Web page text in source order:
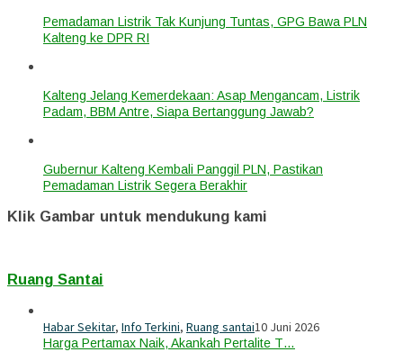
Pemadaman Listrik Tak Kunjung Tuntas, GPG Bawa PLN
Kalteng ke DPR RI
Kalteng Jelang Kemerdekaan: Asap Mengancam, Listrik
Padam, BBM Antre, Siapa Bertanggung Jawab?
Gubernur Kalteng Kembali Panggil PLN, Pastikan
Pemadaman Listrik Segera Berakhir
Klik Gambar untuk mendukung kami
Ruang Santai
Habar Sekitar, Info Terkini, Ruang santai10 Juni 2026
Harga Pertamax Naik, Akankah Pertalite T…